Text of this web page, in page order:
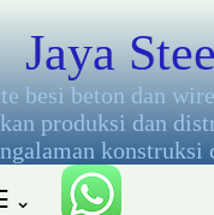
Jaya
besi beton dan
produksi dan
konstruksi
⌄